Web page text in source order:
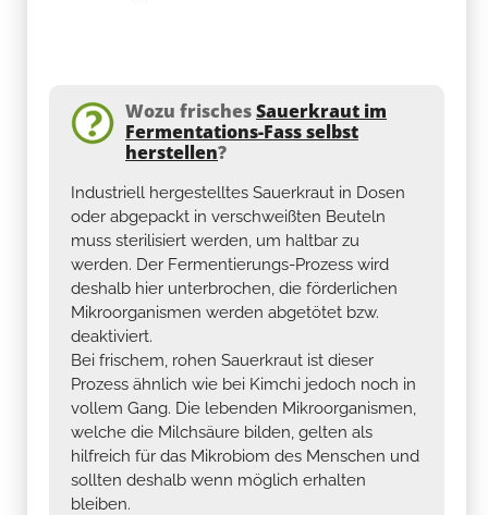
Wozu frischesSauerkraut im
Fermentations-Fass selbst
herstellen?
Industriell hergestelltes Sauerkraut in Dosen
oder abgepackt in verschweißten Beuteln
muss sterilisiert werden, um haltbar zu
werden. Der Fermentierungs-Prozess wird
deshalb hier unterbrochen, die förderlichen
Mikroorganismen werden abgetötet bzw.
deaktiviert.
Bei frischem, rohen Sauerkraut ist dieser
Prozess ähnlich wie bei Kimchi jedoch noch in
vollem Gang. Die lebenden Mikroorganismen,
welche die Milchsäure bilden, gelten als
hilfreich für das Mikrobiom des Menschen und
sollten deshalb wenn möglich erhalten
bleiben.